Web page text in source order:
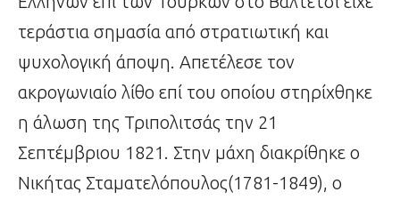
τεράστια σημασία από στρατιωτική και
ψυχολογική άποψη. Απετέλεσε τον
ακρογωνιαίο λίθο επί του οποίου στηρίχθηκε
η άλωση της Τριπολιτσάς την 21
Σεπτέμβριου 1821. Στην μάχη διακρίθηκε ο
Νικήτας Σταματελόπουλος(1781-1849), ο